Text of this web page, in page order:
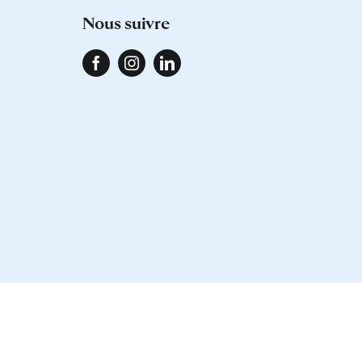
nous suivre